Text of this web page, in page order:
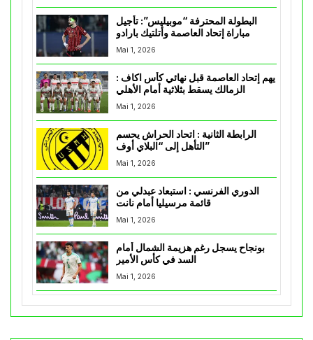
البطولة المحترفة “موبيليس”: تأجيل
مباراة إتحاد العاصمة وأتلتيك بارادو
Mai 1, 2026
يهم إتحاد العاصمة قبل نهائي كأس اكاف :
Mai 1, 2026
الرابطة الثانية : اتحاد الحراش يحسم
التأهل إلى “البلاي أوف”
Mai 1, 2026
الدوري الفرنسي : استبعاد عبدلي من
قائمة مرسيليا أمام نانت
Mai 1, 2026
بونجاح يسجل رغم هزيمة الشمال أمام
السد في كأس الأمير
Mai 1, 2026